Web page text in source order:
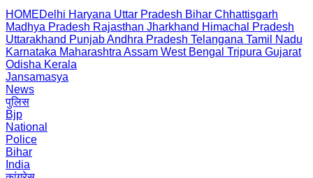
HOMEDelhi Haryana Uttar Pradesh Bihar Chhattisgarh
Madhya Pradesh Rajasthan Jharkhand Himachal Pradesh
Uttarakhand PunjabAndhra Pradesh Telangana Tamil Nadu
Karnataka Maharashtra Assam West Bengal Tripura Gujarat
Odisha Kerala
Jansamasya
News
पुलिस
Bjp
National
Police
Bihar
India